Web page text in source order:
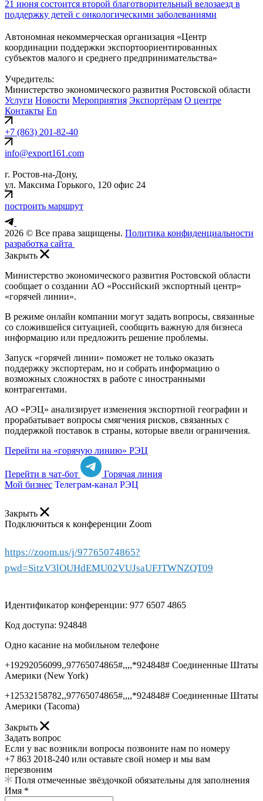
21 июня состоится второй благотворительный велозаезд в
поддержку детей с онкологическими заболеваниями
Автономная некоммерческая организация «Центр
координации поддержки экспортоориентированных
субъектов малого и среднего предпринимательства»
Учредитель:
Министерство экономического развития Ростовской области
Услуги Новости Мероприятия Экспортёрам О центре
Контакты En
+7 (863) 201-82-40
info@export161.com
г. Ростов-на-Дону,
ул. Максима Горького, 120 офис 24
построить маршрут
2026 © Все права защищены. Политика конфиденциальности
разработка сайта
Закрыть
Министерство экономического развития Ростовской области
сообщает о создании АО «Российский экспортный центр»
«горячей линии».
В режиме онлайн компании могут задать вопросы, связанные
со сложившейся ситуацией, сообщить важную для бизнеса
информацию или предложить решение проблемы.
Запуск «горячей линии» поможет не только оказать
поддержку экспортерам, но и собрать информацию о
возможных сложностях в работе с иностранными
контрагентами.
АО «РЭЦ» анализирует изменения экспортной географии и
прорабатывает вопросы смягчения рисков, связанных с
поддержкой поставок в страны, которые ввели ограничения.
Перейти на «горячую линию» РЭЦ
Перейти в чат-бот
Горячая линия
Мой бизнес Телеграм-канал РЭЦ
Закрыть
Подключиться к конференции Zoom
https://zoom.us/j/97765074865?
pwd=SitzV3lOUHdEMU02VUJsaUFJTWNZQT09
Идентификатор конференции: 977 6507 4865
Код доступа: 924848
Одно касание на мобильном телефоне
+19292056099,,97765074865#,,,,*924848# Соединенные Штаты
Америки (New York)
+12532158782,,97765074865#,,,,*924848# Соединенные Штаты
Америки (Tacoma)
Закрыть
Задать вопрос
Если у вас возникли вопросы позвоните нам по номеру
+7 863 2018-240 или оставьте свой номер и мы вам
перезвоним
Поля отмеченные звёздочкой обязательны для заполнения
Имя *